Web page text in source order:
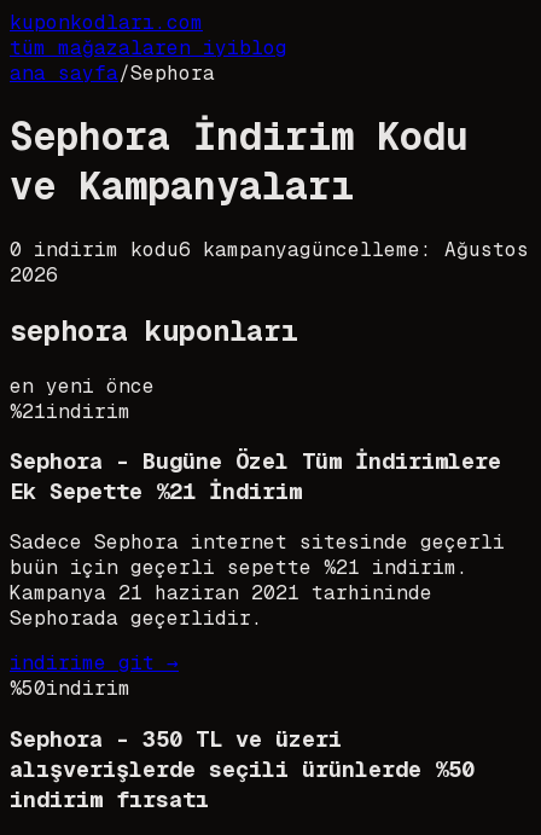
kuponkodları.com
tüm mağazalaren iyiblog
ana sayfa/Sephora
Sephora İndirim Kodu
ve Kampanyaları
0 indirim kodu6 kampanyagüncelleme: Ağustos
2026
sephora kuponları
en yeni önce
%21indirim
Sephora - Bugüne Özel Tüm İndirimlere
Ek Sepette %21 İndirim
Sadece Sephora internet sitesinde geçerli
buün için geçerli sepette %21 indirim.
Kampanya 21 haziran 2021 tarhininde
Sephorada geçerlidir.
indirime git →
%50indirim
Sephora - 350 TL ve üzeri
alışverişlerde seçili ürünlerde %50
indirim fırsatı